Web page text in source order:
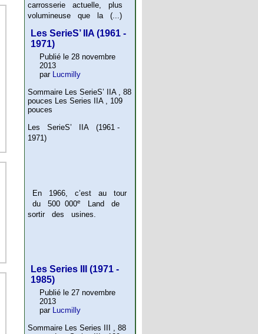
carrosserie actuelle, plus
volumineuse que la (...)
Les SerieS’ IIA (1961 -
1971)
Publié le 28 novembre
2013
par Lucmilly
Sommaire Les SerieS’ IIA , 88
pouces Les Series IIA , 109
pouces
Les SerieS’ IIA (1961 -
1971)
En 1966, c’est au tour
du 500 000e
Land de
sortir des usines.
Les Series III (1971 -
1985)
Publié le 27 novembre
2013
par Lucmilly
Sommaire Les Series III , 88